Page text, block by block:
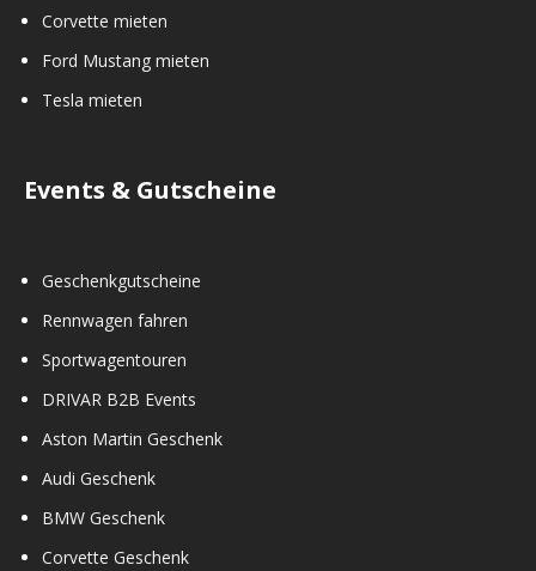
Corvette mieten
Ford Mustang mieten
Tesla mieten
Events & Gutscheine
Geschenkgutscheine
Rennwagen fahren
Sportwagentouren
DRIVAR B2B Events
Aston Martin Geschenk
Audi Geschenk
BMW Geschenk
Corvette Geschenk